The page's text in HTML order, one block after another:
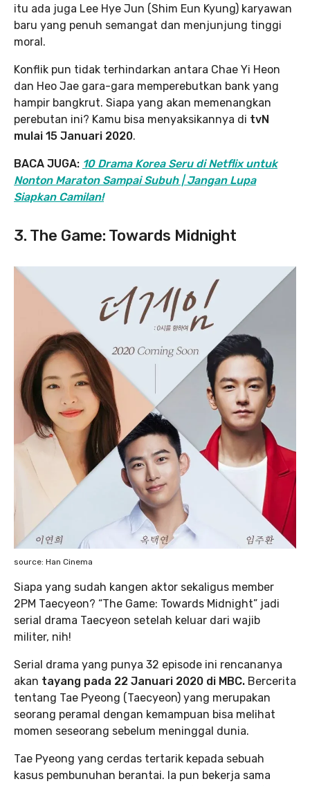
itu ada juga Lee Hye Jun (Shim Eun Kyung) karyawan
baru yang penuh semangat dan menjunjung tinggi
moral.
Konflik pun tidak terhindarkan antara Chae Yi Heon
dan Heo Jae gara-gara memperebutkan bank yang
hampir bangkrut. Siapa yang akan memenangkan
perebutan ini? Kamu bisa menyaksikannya di tvN
mulai 15 Januari 2020.
BACA JUGA: 10 Drama Korea Seru di Netflix untuk
Nonton Maraton Sampai Subuh | Jangan Lupa
Siapkan Camilan!
3. The Game: Towards Midnight
source: Han Cinema
Siapa yang sudah kangen aktor sekaligus member
2PM Taecyeon? “The Game: Towards Midnight” jadi
serial drama Taecyeon setelah keluar dari wajib
militer, nih!
Serial drama yang punya 32 episode ini rencananya
akan tayang pada 22 Januari 2020 di MBC. Bercerita
tentang Tae Pyeong (Taecyeon) yang merupakan
seorang peramal dengan kemampuan bisa melihat
momen seseorang sebelum meninggal dunia.
Tae Pyeong yang cerdas tertarik kepada sebuah
kasus pembunuhan berantai. Ia pun bekerja sama